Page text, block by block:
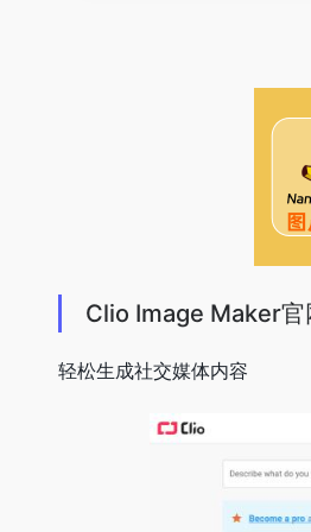
Clio Image Maker官
轻松生成社交媒体内容